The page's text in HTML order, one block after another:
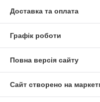
Доставка та оплата
Графік роботи
Повна версія сайту
Сайт створено на